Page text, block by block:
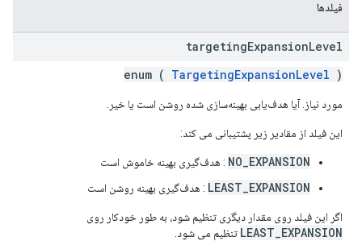
فیلدها
targetingExpansionLevel
enum ( TargetingExpansionLevel )
مورد نیاز. آیا هدف‌یابی بهینه‌سازی شده روشن است یا خیر.
این فیلد از مقادیر زیر پشتیبانی می کند:
NO_EXPANSION : هدف‌گیری بهینه خاموش است
LEAST_EXPANSION : هدف‌گیری بهینه روشن است
اگر این فیلد روی مقدار دیگری تنظیم شود، به طور خودکار روی
LEAST_EXPANSION تنظیم می شود.